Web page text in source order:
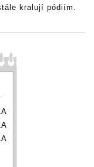
kralují pódiím.